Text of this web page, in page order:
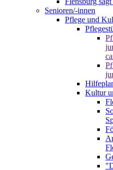
Senioren/-innen
Pflege und
Kultur